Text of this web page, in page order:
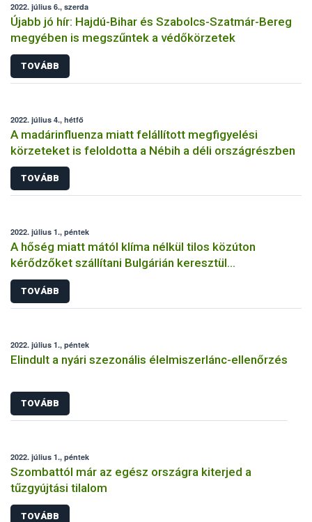
2022. július 6., szerda
Újabb jó hír: Hajdú-Bihar és Szabolcs-Szatmár-Bereg
megyében is megszűntek a védőkörzetek
TOVÁBB
2022. július 4., hétfő
A madárinfluenza miatt felállított megfigyelési
körzeteket is feloldotta a Nébih a déli országrészben
TOVÁBB
2022. július 1., péntek
A hőség miatt mától klíma nélkül tilos közúton
kérődzőket szállítani Bulgárián keresztül
Törökországba
TOVÁBB
2022. július 1., péntek
Elindult a nyári szezonális élelmiszerlánc-ellenőrzés
TOVÁBB
2022. július 1., péntek
Szombattól már az egész országra kiterjed a
tűzgyújtási tilalom
TOVÁBB